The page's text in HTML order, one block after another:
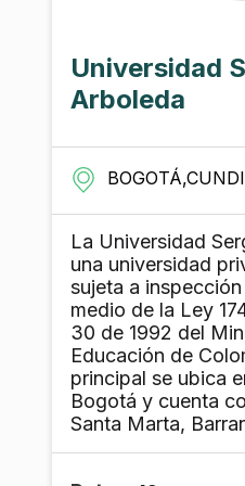
94 programas de
especializaciones,
médicas y
distribuidos en sus
Universidad
Arboleda
La Universidad
una universidad
sujeta a
medio de la Ley
30 de 1992 del
Educación de
principal se ubica
Bogotá y cuenta
Santa Marta,